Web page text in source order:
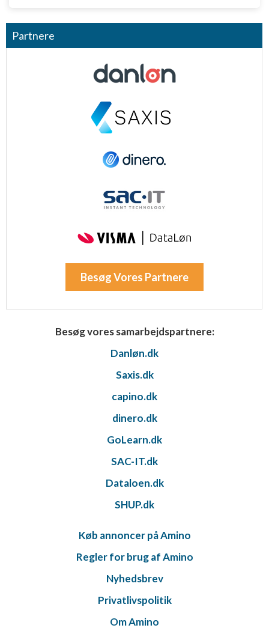
Partnere
Besøg Vores Partnere
Besøg vores samarbejdspartnere:
Danløn.dk
Saxis.dk
capino.dk
dinero.dk
GoLearn.dk
SAC-IT.dk
Dataloen.dk
SHUP.dk
Køb annoncer på Amino
Regler for brug af Amino
Nyhedsbrev
Privatlivspolitik
Om Amino